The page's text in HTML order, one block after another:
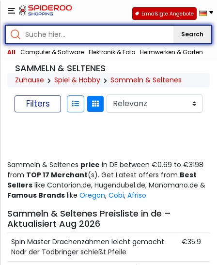
Search
All Computer & Software Elektronik & Foto Heimwerken & Garten
Ermäßigte Angebote
SAMMELN & SELTENES
Zuhause Spiel & Hobby Sammeln & Seltenes
Filters
Sammeln & Seltenes price in DE between €0.69 to €3198
from TOP 17 Merchant(s). Get Latest offers from Best
Sellers like Contorion.de, Hugendubel.de, Manomano.de &
Famous Brands like Oregon, Cobi, Afriso.
Sammeln & Seltenes Preisliste in de –
Aktualisiert Aug 2026
Spin Master Drachenzähmen leicht gemacht
Nodr der Todbringer schießt Pfeile
€35.9